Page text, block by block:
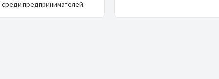
среди предпринимателей.